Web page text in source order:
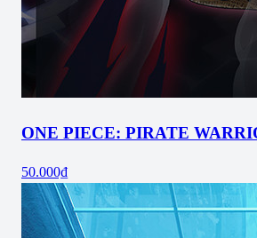
ONE PIECE: PIRATE
50.000₫